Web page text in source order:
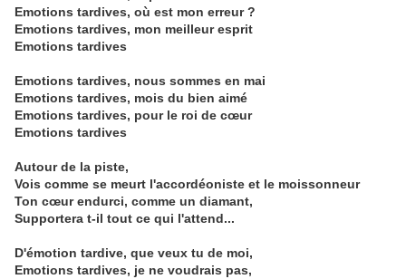
Emotions tardives, où est mon erreur ?
Emotions tardives, mon meilleur esprit
Emotions tardives
Emotions tardives, nous sommes en mai
Emotions tardives, mois du bien aimé
Emotions tardives, pour le roi de cœur
Emotions tardives
Autour de la piste,
Vois comme se meurt l'accordéoniste et le moissonneur
Ton cœur endurci, comme un diamant,
Supportera t-il tout ce qui l'attend...
D'émotion tardive, que veux tu de moi,
Emotions tardives, je ne voudrais pas,